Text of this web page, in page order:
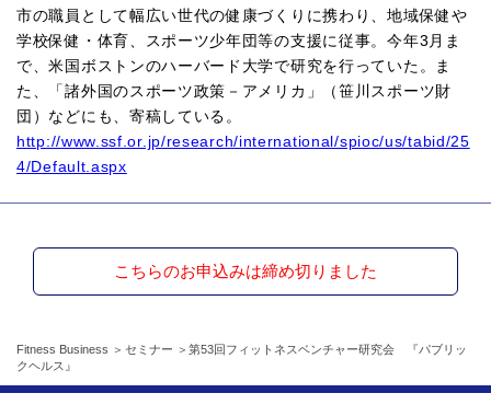
市の職員として幅広い世代の健康づくりに携わり、地域保健や
学校保健・体育、スポーツ少年団等の支援に従事。今年3月ま
で、米国ボストンのハーバード大学で研究を行っていた。ま
た、「諸外国のスポーツ政策－アメリカ」（笹川スポーツ財
団）などにも、寄稿している。
http://www.ssf.or.jp/research/international/spioc/us/tabid/25
4/Default.aspx
こちらのお申込みは締め切りました
Fitness Business セミナー
第53回フィットネスベンチャー研究会 『パブリッ
クヘルス』